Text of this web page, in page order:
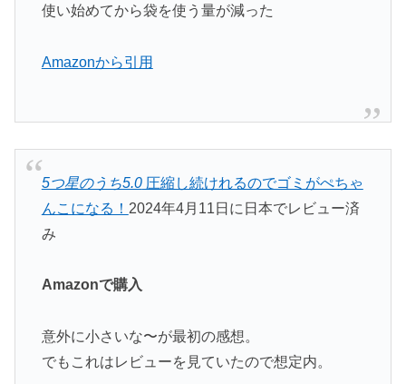
使い始めてから袋を使う量が減った
Amazonから引用
5つ星のうち5.0圧縮し続けれるのでゴミがぺちゃ
んこになる！ 2024年4月11日に日本でレビュー済
み
Amazonで購入
意外に小さいな〜が最初の感想。
でもこれはレビューを見ていたので想定内。